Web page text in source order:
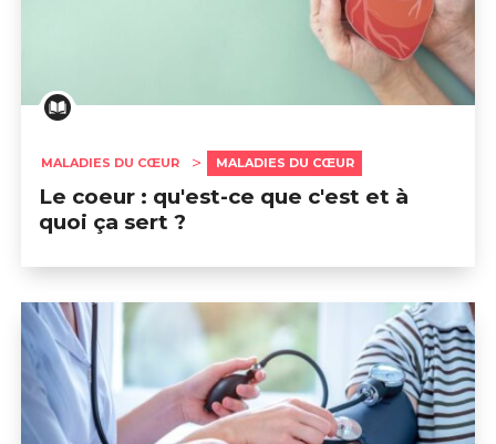
MALADIES DU CŒUR MALADIES DU CŒUR
Le coeur : qu'est-ce que c'est et à
quoi ça sert ?